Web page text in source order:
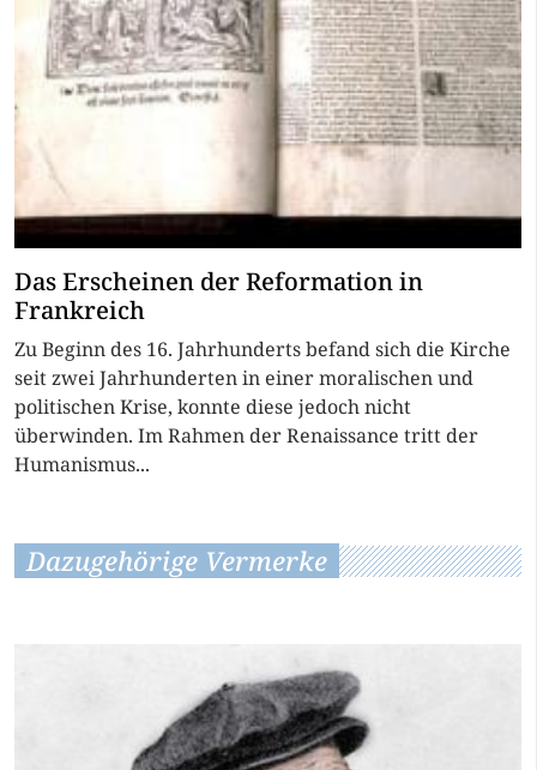
Das Erscheinen der Reformation in
Frankreich
Zu Beginn des 16. Jahrhunderts befand sich die Kirche
seit zwei Jahrhunderten in einer moralischen und
politischen Krise, konnte diese jedoch nicht
überwinden. Im Rahmen der Renaissance tritt der
Humanismus...
Dazugehörige Vermerke